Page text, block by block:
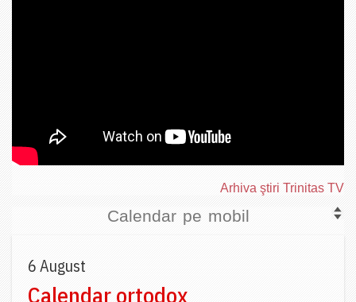
Arhiva ştiri Trinitas TV
Calendar pe mobil
6 August
Calendar ortodox